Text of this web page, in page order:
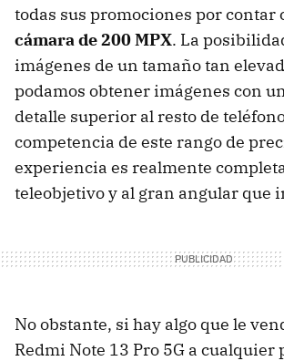
todas sus promociones por contar
cámara de 200 MPX. La
imágenes de un tamaño tan
podamos obtener imágenes con
detalle superior al resto de
competencia de este rango de
experiencia es realmente
teleobjetivo y al gran angular que
No obstante, si hay algo que le
Redmi Note 13 Pro 5G a cualquier